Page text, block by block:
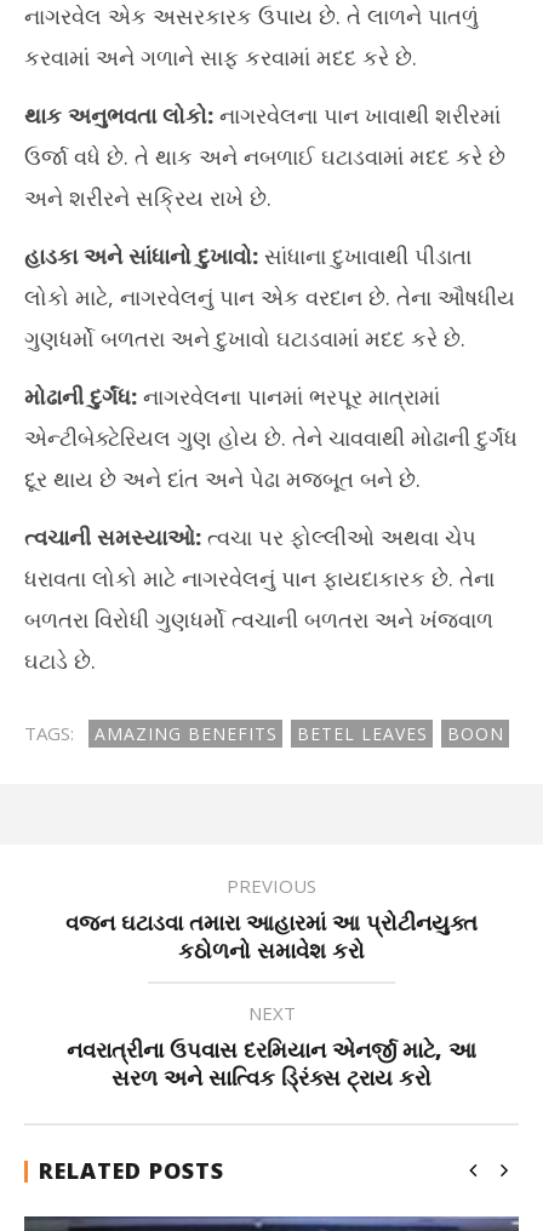
નાગરવેલ એક અસરકારક ઉપાય છે. તે લાળને પાતળું
કરવામાં અને ગળાને સાફ કરવામાં મદદ કરે છે.
થાક અનુભવતા લોકો: નાગરવેલના પાન ખાવાથી શરીરમાં
ઉર્જા વધે છે. તે થાક અને નબળાઈ ઘટાડવામાં મદદ કરે છે
અને શરીરને સક્રિય રાખે છે.
હાડકા અને સાંધાનો દુખાવો: સાંધાના દુખાવાથી પીડાતા
લોકો માટે, નાગરવેલનું પાન એક વરદાન છે. તેના ઔષધીય
ગુણધર્મો બળતરા અને દુખાવો ઘટાડવામાં મદદ કરે છે.
મોઢાની દુર્ગંધ: નાગરવેલના પાનમાં ભરપૂર માત્રામાં
એન્ટીબેક્ટેરિયલ ગુણ હોય છે. તેને ચાવવાથી મોઢાની દુર્ગંધ
દૂર થાય છે અને દાંત અને પેઢા મજબૂત બને છે.
ત્વચાની સમસ્યાઓ: ત્વચા પર ફોલ્લીઓ અથવા ચેપ
ધરાવતા લોકો માટે નાગરવેલનું પાન ફાયદાકારક છે. તેના
બળતરા વિરોધી ગુણધર્મો ત્વચાની બળતરા અને ખંજવાળ
ઘટાડે છે.
TAGS: AMAZING BENEFITS BETEL LEAVES BOON
PREVIOUS
વજન ઘટાડવા તમારા આહારમાં આ પ્રોટીનયુક્ત
કઠોળનો સમાવેશ કરો
NEXT
નવરાત્રીના ઉપવાસ દરમિયાન એનર્જી માટે, આ
સરળ અને સાત્વિક ડ્રિંક્સ ટ્રાય કરો
RELATED POSTS